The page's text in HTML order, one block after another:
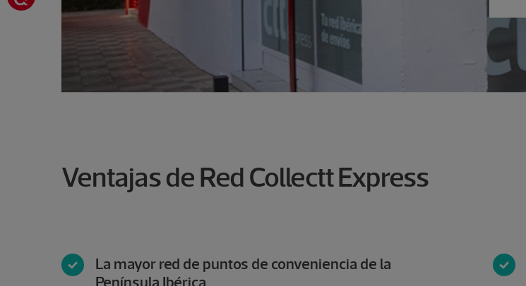
Ventajas de Red Collectt Express
La mayor red de puntos de conveniencia de la
Península Ibérica